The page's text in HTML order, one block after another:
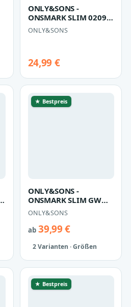
ONLY&SONS -
ONSMARK SLIM 0209
MELANGE PANT NOOS
Olive Night - Gr. - 30
ONLY&SONS
24,99 €
★ Bestpreis
ONLY&SONS -
ONSMARK SLIM GW
0209 PANT NOOS
Vintage Khaki - Gr. - 30
ONLY&SONS
ab39,99 €
2 Varianten · Größen
★ Bestpreis